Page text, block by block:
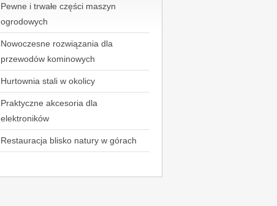
Pewne i trwałe części maszyn
ogrodowych
Nowoczesne rozwiązania dla
przewodów kominowych
Hurtownia stali w okolicy
Praktyczne akcesoria dla
elektroników
Restauracja blisko natury w górach